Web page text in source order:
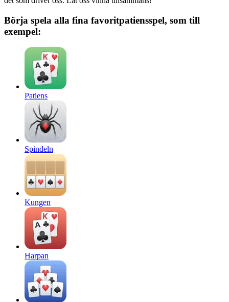
Börja spela alla fina favoritpatiensspel, som till
exempel:
Patiens
Spindeln
Kungen
Harpan